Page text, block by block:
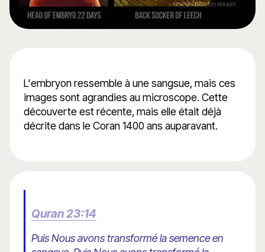
L'embryon ressemble à une sangsue, mais ces
images sont agrandies au microscope. Cette
découverte est récente, mais elle était déjà
décrite dans le Coran 1400 ans auparavant.
Quran 23:14
Puis Nous avons transformé la semence en